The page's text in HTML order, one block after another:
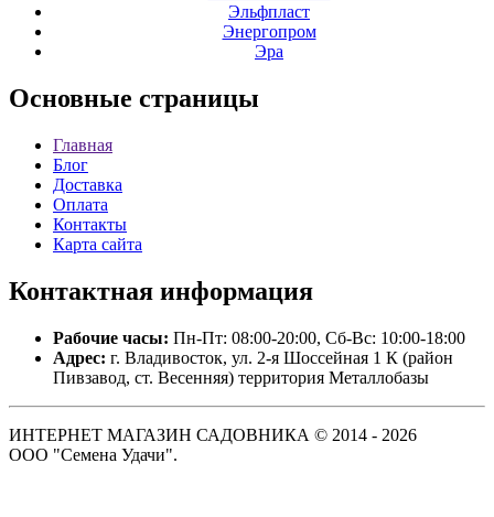
Эльфпласт
Энергопром
Эра
Основные страницы
Главная
Блог
Доставка
Оплата
Контакты
Карта сайта
Контактная информация
Рабочие часы: Пн-Пт: 08:00-20:00, Сб-Вс: 10:00-18:00
Адрес: г. Владивосток, ул. 2-я Шоссейная 1 К (район
Пивзавод, ст. Весенняя) территория Металлобазы
ИНТЕРНЕТ МАГАЗИН САДОВНИКА © 2014 - 2026
ООО "Семена Удачи".